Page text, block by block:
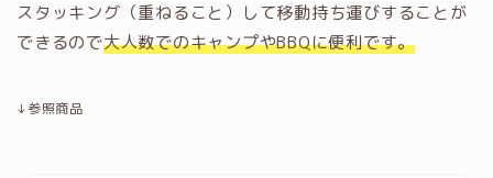
スタッキング（重ねること）して移動持ち運びすることが
できるので大人数でのキャンプやBBQに便利です。
↓参照商品